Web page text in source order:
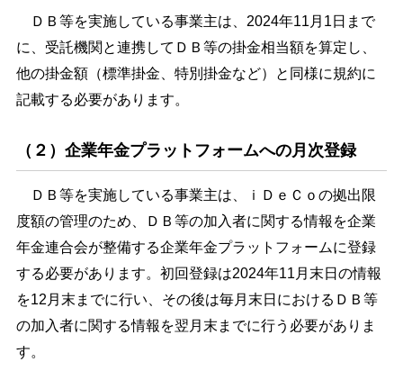
ＤＢ等を実施している事業主は、2024年11月1日まで
に、受託機関と連携してＤＢ等の掛金相当額を算定し、
他の掛金額（標準掛金、特別掛金など）と同様に規約に
記載する必要があります。
（２）企業年金プラットフォームへの月次登録
ＤＢ等を実施している事業主は、ｉＤｅＣｏの拠出限
度額の管理のため、ＤＢ等の加入者に関する情報を企業
年金連合会が整備する企業年金プラットフォームに登録
する必要があります。初回登録は2024年11月末日の情報
を12月末までに行い、その後は毎月末日におけるＤＢ等
の加入者に関する情報を翌月末までに行う必要がありま
す。